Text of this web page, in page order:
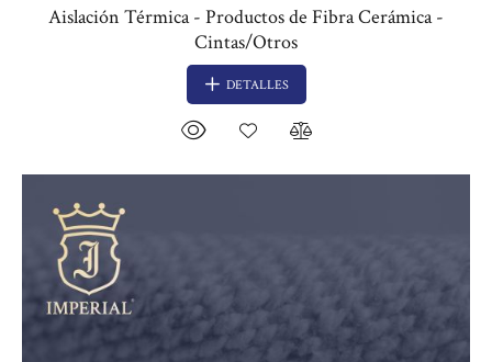
Aislación Térmica - Productos de Fibra Cerámica -
Cintas/Otros
DETALLES